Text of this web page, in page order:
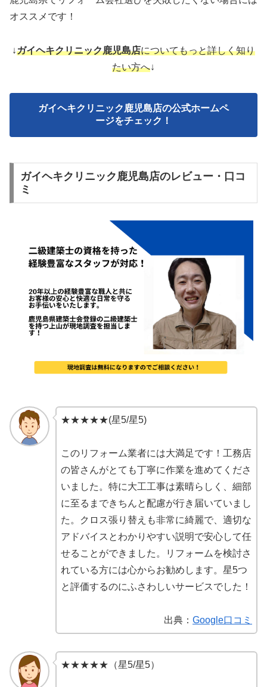
オススメです！
↓ガイヘキクリニック鹿児島店についてもっと詳しく知り
たい方へ↓
ガイヘキクリニック鹿児島店の公式ホームペ
ージをチェック！
ガイヘキクリニック鹿児島店のレビュー・口コ
ミ
★★★★★(星5/星5)
このリフォーム業者には大満足です！工務店
の皆さんがとても丁寧に作業を進めてくださ
いました。特に大工工事は素晴らしく、細部
に至るまできちんと配慮が行き届いていまし
た。クロス張り替えも非常に綺麗で、適切な
アドバイスとわかりやすい説明で安心して任
せることができました。リフォームを検討さ
れている方には心からお勧めします。星5つ
と評価するのにふさわしいサービスでした！
出典： Google口コミ
★★★★★（星5/星5）